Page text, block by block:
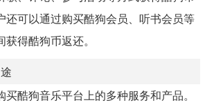
还可以通过购买酷狗会员、听书会员等
得酷狗币返还。
酷狗音乐平台上的多种服务和产品。